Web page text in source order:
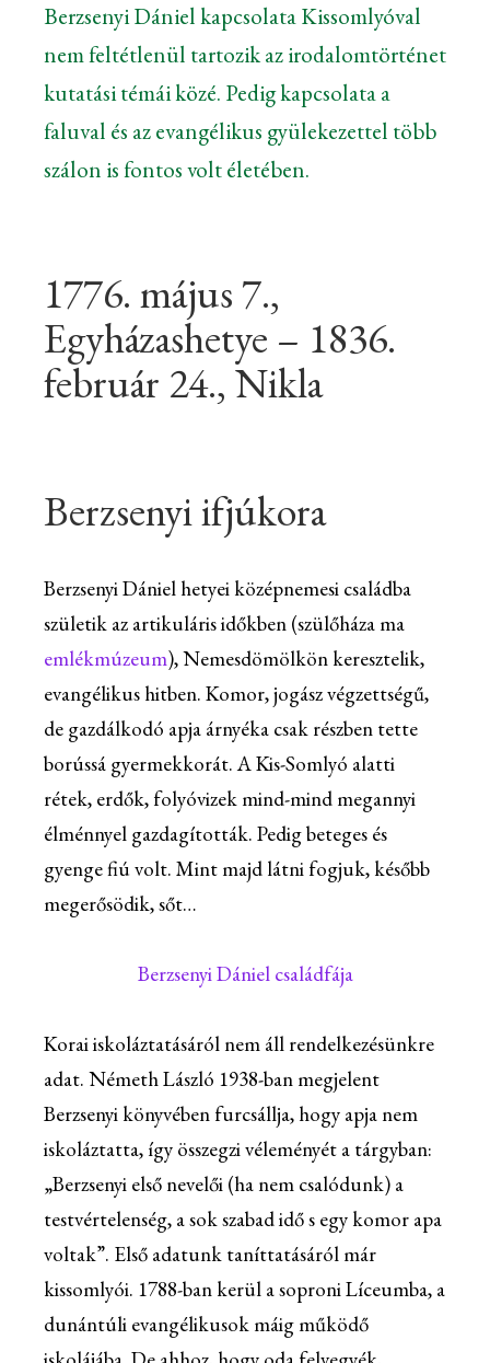
Berzsenyi Dániel kapcsolata Kissomlyóval
nem feltétlenül tartozik az irodalomtörténet
kutatási témái közé. Pedig kapcsolata a
faluval és az evangélikus gyülekezettel több
szálon is fontos volt életében.
1776. május 7.,
Egyházashetye – 1836.
február 24., Nikla
Berzsenyi ifjúkora
Berzsenyi Dániel hetyei középnemesi családba
születik az artikuláris időkben (szülőháza ma
emlékmúzeum), Nemesdömölkön keresztelik,
evangélikus hitben. Komor, jogász végzettségű,
de gazdálkodó apja árnyéka csak részben tette
borússá gyermekkorát. A Kis-Somlyó alatti
rétek, erdők, folyóvizek mind-mind megannyi
élménnyel gazdagították. Pedig beteges és
gyenge fiú volt. Mint majd látni fogjuk, később
megerősödik, sőt…
Berzsenyi Dániel családfája
Korai iskoláztatásáról nem áll rendelkezésünkre
adat. Németh László 1938-ban megjelent
Berzsenyi könyvében furcsállja, hogy apja nem
iskoláztatta, így összegzi véleményét a tárgyban:
„Berzsenyi első nevelői (ha nem csalódunk) a
testvértelenség, a sok szabad idő s egy komor apa
voltak”. Első adatunk taníttatásáról már
kissomlyói. 1788-ban kerül a soproni Líceumba, a
dunántúli evangélikusok máig működő